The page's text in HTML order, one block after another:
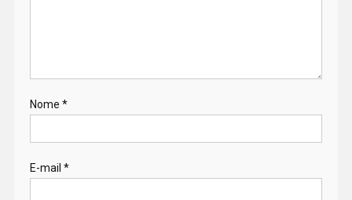
Nome *
E-mail *